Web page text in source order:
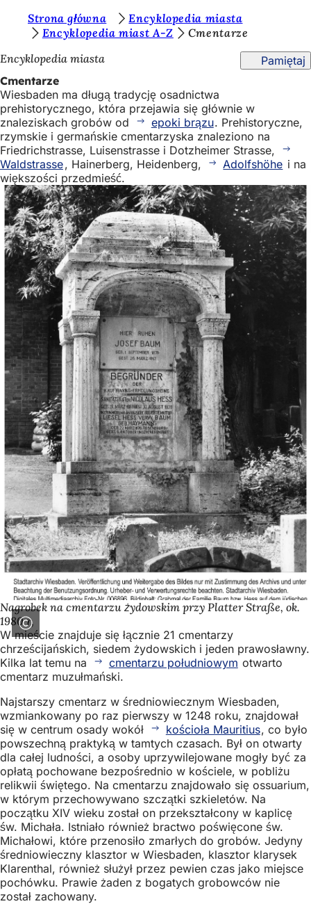
Przejdź do treści
s
t
e
ś
t
u
t
a
j
Strona główna
Encyklopedia miasta
Encyklopedia miast A-Z
Cmentarze
Encyklopedia miasta
Pamiętaj
Cmentarze
Wiesbaden ma długą tradycję osadnictwa
prehistorycznego, która przejawia się głównie w
znaleziskach grobów od
epoki brązu. Prehistoryczne,
rzymskie i germańskie cmentarzyska znaleziono na
Friedrichstrasse, Luisenstrasse i Dotzheimer Strasse,
Waldstrasse, Hainerberg, Heidenberg, Adolfshöhe i na
większości przedmieść.
Nagrobek na cmentarzu żydowskim przy Platter Straße, ok.
1980 r,
W mieście znajduje się łącznie 21 cmentarzy
chrześcijańskich, siedem żydowskich i jeden prawosławny.
Kilka lat temu na
cmentarzu południowym otwarto
cmentarz muzułmański.
Najstarszy cmentarz w średniowiecznym Wiesbaden,
wzmiankowany po raz pierwszy w 1248 roku, znajdował
się w centrum osady wokół
kościoła Mauritius, co było
powszechną praktyką w tamtych czasach. Był on otwarty
dla całej ludności, a osoby uprzywilejowane mogły być za
opłatą pochowane bezpośrednio w kościele, w pobliżu
relikwii świętego. Na cmentarzu znajdowało się ossuarium,
w którym przechowywano szczątki szkieletów. Na
początku XIV wieku został on przekształcony w kaplicę
św. Michała. Istniało również bractwo poświęcone św.
Michałowi, które przenosiło zmarłych do grobów. Jedyny
średniowieczny klasztor w Wiesbaden, klasztor klarysek
Klarenthal, również służył przez pewien czas jako miejsce
pochówku. Prawie żaden z bogatych grobowców nie
został zachowany.